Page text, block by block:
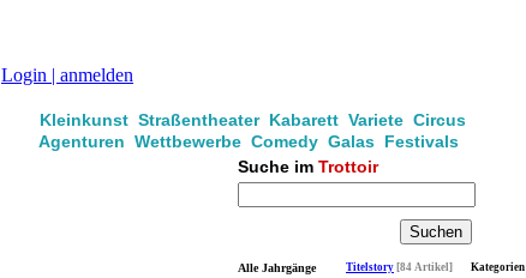
Login | anmelden
Kleinkunst Straßentheater Kabarett Variete Circus
Agenturen Wettbewerbe Comedy Galas Festivals
Suche im Trottoir
Kategorien
Alle Jahrgänge Titelstory [84 Artikel]